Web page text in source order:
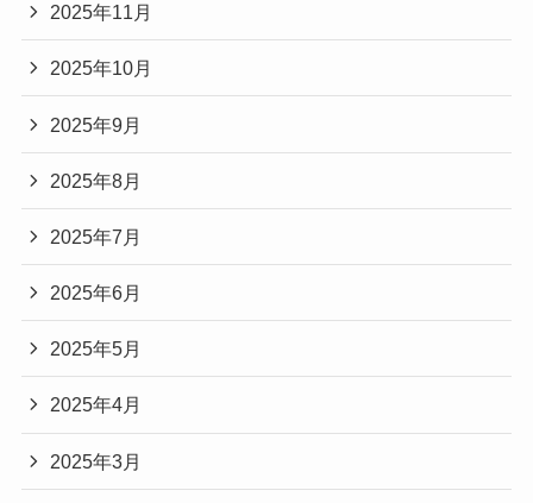
2025年11月
2025年10月
2025年9月
2025年8月
2025年7月
2025年6月
2025年5月
2025年4月
2025年3月